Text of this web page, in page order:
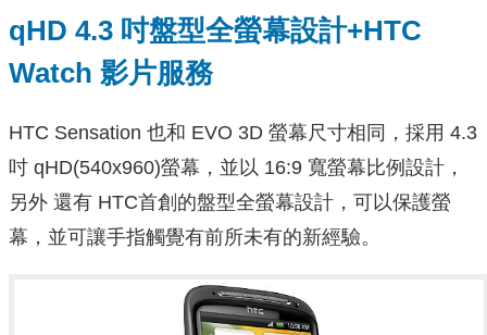
qHD 4.3 吋盤型全螢幕設計+HTC
Watch 影片服務
HTC Sensation 也和 EVO 3D 螢幕尺寸相同，採用 4.3
吋 qHD(540x960)螢幕，並以 16:9 寬螢幕比例設計，
另外 還有 HTC首創的盤型全螢幕設計，可以保護螢
幕，並可讓手指觸覺有前所未有的新經驗。